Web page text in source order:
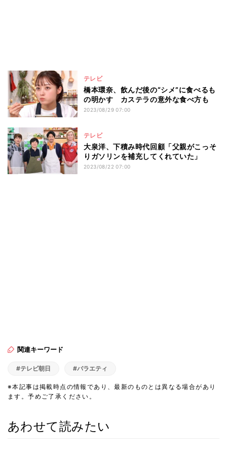
テレビ
橋本環奈、飲んだ後の“シメ”に食べるも
の明かす カステラの意外な食べ方も
2023/08/29 07:00
テレビ
大泉洋、下積み時代回顧「父親がこっそ
りガソリンを補充してくれていた」
2023/08/22 07:00
関連キーワード
#テレビ朝日 #バラエティ
※本記事は掲載時点の情報であり、最新のものとは異なる場合があり
ます。予めご了承ください。
あわせて読みたい